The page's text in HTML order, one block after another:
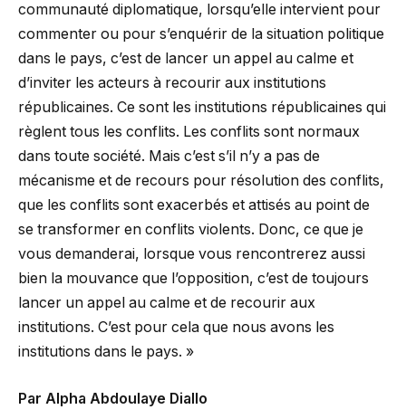
communauté diplomatique, lorsqu’elle intervient pour
commenter ou pour s’enquérir de la situation politique
dans le pays, c’est de lancer un appel au calme et
d’inviter les acteurs à recourir aux institutions
républicaines. Ce sont les institutions républicaines qui
règlent tous les conflits. Les conflits sont normaux
dans toute société. Mais c’est s’il n’y a pas de
mécanisme et de recours pour résolution des conflits,
que les conflits sont exacerbés et attisés au point de
se transformer en conflits violents. Donc, ce que je
vous demanderai, lorsque vous rencontrerez aussi
bien la mouvance que l’opposition, c’est de toujours
lancer un appel au calme et de recourir aux
institutions. C’est pour cela que nous avons les
institutions dans le pays. »
Par Alpha Abdoulaye Diallo